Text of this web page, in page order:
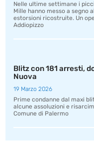
Nelle ultime settimane i
Mille hanno messo a segno
estorsioni ricostruite. Un
Addiopizzo
Blitz con 181 arresti,
Nuova
19 Marzo 2026
Prime condanne dal maxi
alcune assoluzioni e
Comune di Palermo